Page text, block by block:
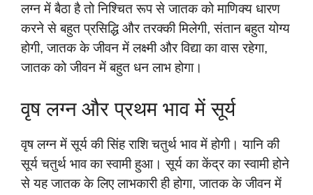
लग्न में बैठा है तो निश्चित रूप से जातक को माणिक्य धारण
करने से बहुत प्रसिद्धि और तरक्की मिलेगी, संतान बहुत योग्य
होगी, जातक के जीवन में लक्ष्मी और विद्या का वास रहेगा,
जातक को जीवन में बहुत धन लाभ होगा।
वृष लग्न और प्रथम भाव में सूर्य
वृष लग्न में सूर्य की सिंह राशि चतुर्थ भाव में होगी। यानि की
सूर्य चतुर्थ भाव का स्वामी हुआ। सूर्य का केंद्र का स्वामी होने
से यह जातक के लिए लाभकारी ही होगा, जातक के जीवन में